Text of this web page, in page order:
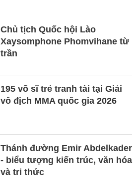
Chủ tịch Quốc hội Lào
Xaysomphone Phomvihane từ
trần
195 võ sĩ trẻ tranh tài tại Giải
vô địch MMA quốc gia 2026
Thánh đường Emir Abdelkader
- biểu tượng kiến trúc, văn hóa
và tri thức